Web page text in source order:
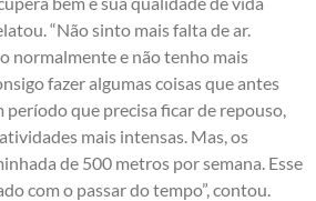
“Não sinto mais falta de ar.
normalmente e não tenho mais
fazer algumas coisas que antes
período que precisa ficar de repouso,
mais intensas. Mas, os
de 500 metros por semana. Esse
com o passar do tempo”, contou.